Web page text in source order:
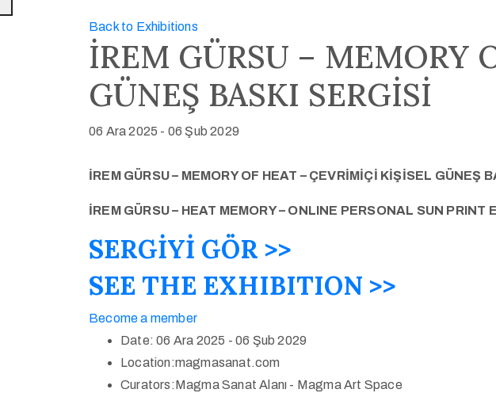
Back to Exhibitions
İREM GÜRSU – MEMORY
GÜNEŞ BASKI SERGİSİ
06 Ara 2025 - 06 Şub 2029
İREM GÜRSU – MEMORY OF HEAT – ÇEVRİMİÇİ KİŞİSEL GÜNEŞ
İREM GÜRSU – HEAT MEMORY – ONLINE PERSONAL SUN PRINT
SERGİYİ GÖR >>
SEE THE EXHIBITION >>
Become a member
Date: 06 Ara 2025 - 06 Şub 2029
Location:magmasanat.com
Curators:Magma Sanat Alanı - Magma Art Space